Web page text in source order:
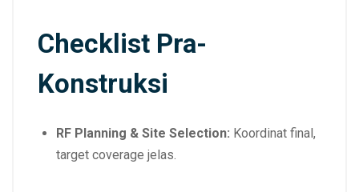
Checklist Pra-
Konstruksi
RF Planning & Site Selection: Koordinat final,
target coverage jelas.